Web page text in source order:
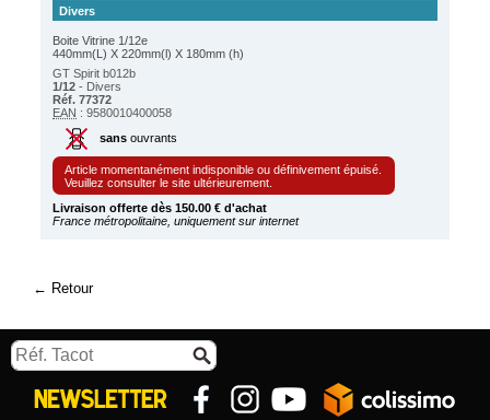
Divers
Boite Vitrine 1/12e
440mm(L) X 220mm(l) X 180mm (h)
GT Spirit b012b
1/12 - Divers
Réf. 77372
EAN : 9580010400058
sansouvrants
Article momentanément indisponible ou définivement épuisé.
Veuillez consulter le site ultérieurement.
Livraison offerte dès 150.00 € d'achat
France métropolitaine, uniquement sur internet
Retour